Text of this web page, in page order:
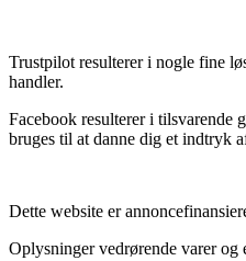
Trustpilot resulterer i nogle fine
handler.
Facebook resulterer i tilsvarende
bruges til at danne dig et indtryk
Dette website er
Oplysninger vedrørende varer